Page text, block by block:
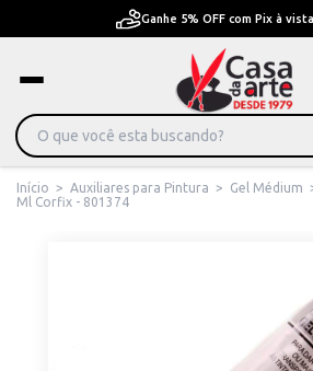
Pague
Início > Auxiliares para Pintura > Gel Médium
Ml Corfix - 801374